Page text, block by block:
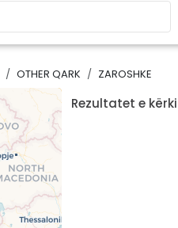
OTHER QARK ZAROSHKE
Rezultatet e